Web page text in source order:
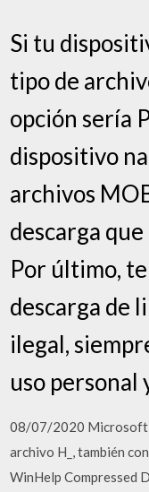
Si tu
tipo de
opción sería
dispositivo
archivos
descarga
Por último,
descarga de
ilegal,
uso personal
08/07/2020 Microsoft
archivo H_, también
WinHelp Compressed